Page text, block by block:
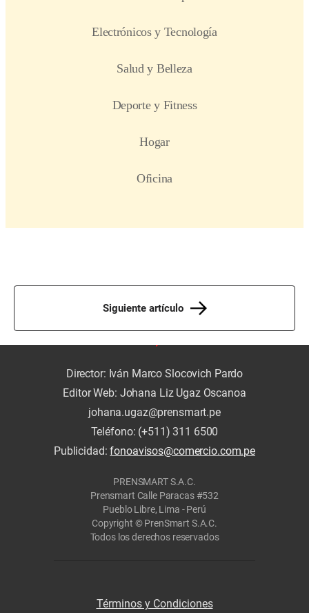
Siguiente artículo
Director: Iván Marco Slocovich Pardo
Editor Web: Johana Liz Ugaz Oscanoa
johana.ugaz@prensmart.pe
Teléfono: (+511) 311 6500
Publicidad:fonoavisos@comercio.com.pe
PRENSMART S.A.C.
Prensmart Calle Paracas #532
Pueblo Libre, Lima - Perú
Copyright © PrenSmart S.A.C.
Todos los derechos reservados
Términos y Condiciones